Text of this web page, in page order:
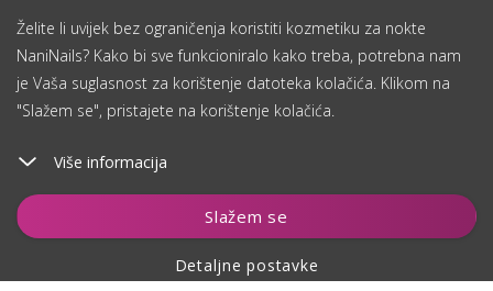
Želite li uvijek bez ograničenja koristiti kozmetiku za nokte
NaniNails? Kako bi sve funkcioniralo kako treba, potrebna nam
je Vaša suglasnost za korištenje datoteka kolačića. Klikom na
"Slažem se", pristajete na korištenje kolačića.
Više informacija
Slažem se
Detaljne postavke
Dodaj u košaricu